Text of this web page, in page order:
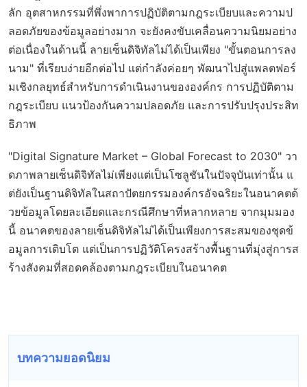
ลัก อุตสาหกรรมที่พึ่งพาการปฏิบัติตามกฎระเบียบและความป
ลอดภัยของข้อมูลอย่างมาก จะยังคงขับเคลื่อนความนิยมอย่าง
ต่อเนื่องในด้านนี้ ลายเซ็นดิจิทัลไม่ได้เป็นเพียง "ขั้นตอนการลง
นาม" ที่เรียบง่ายอีกต่อไป แต่กำลังค่อยๆ พัฒนาไปสู่แพลตฟอร์
มเชิงกลยุทธ์สำหรับการดำเนินงานขององค์กร การปฏิบัติตาม
กฎระเบียบ แนวป้องกันความปลอดภัย และการปรับปรุงประสิท
ธิภาพ
"Digital Signature Market – Global Forecast to 2030" วา
ดภาพลายเซ็นดิจิทัลไม่เพียงแต่เป็นโซลูชันในปัจจุบันเท่านั้น แ
ต่ยังเป็นฐานดิจิทัลในสถาปัตยกรรมองค์กรอัจฉริยะในอนาคตด้
วยข้อมูลโดยละเอียดและกรณีศึกษาที่หลากหลาย จากมุมมอง
นี้ อนาคตของลายเซ็นดิจิทัลไม่ได้เป็นเพียงการสะสมของชุดข้
อมูลการเติบโต แต่เป็นการปฏิวัติโครงสร้างพื้นฐานที่มุ่งสู่การส
ร้างสังคมที่สอดคล้องตามกฎระเบียบในอนาคต
บทความยอดนิยม